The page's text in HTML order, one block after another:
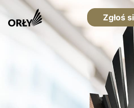
Zgłoś